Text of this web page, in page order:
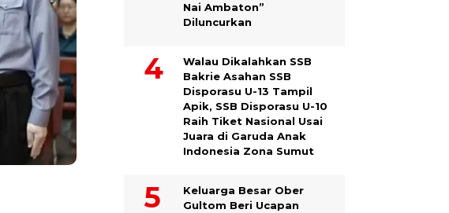
Nai Ambaton”
Diluncurkan
Walau Dikalahkan SSB
Bakrie Asahan SSB
Disporasu U-13 Tampil
Apik, SSB Disporasu U-10
Raih Tiket Nasional Usai
Juara di Garuda Anak
Indonesia Zona Sumut
Keluarga Besar Ober
Gultom Beri Ucapan